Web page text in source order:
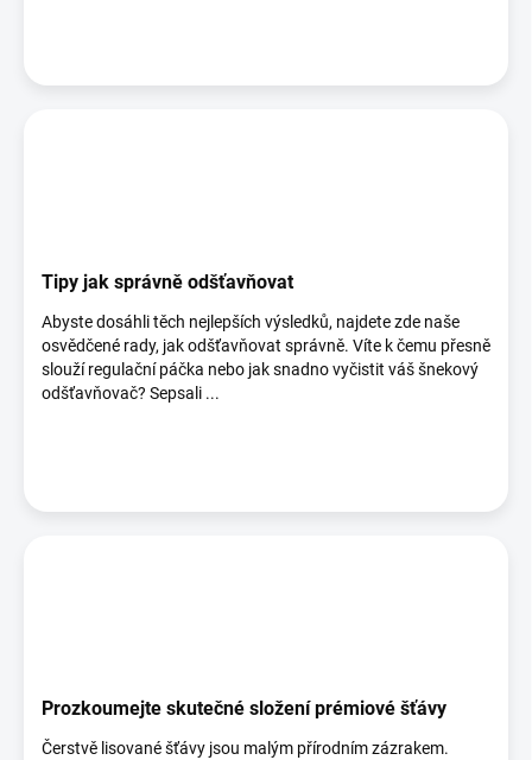
Tipy jak správně odšťavňovat
Abyste dosáhli těch nejlepších výsledků, najdete zde naše
osvědčené rady, jak odšťavňovat správně. Víte k čemu přesně
slouží regulační páčka nebo jak snadno vyčistit váš šnekový
odšťavňovač? Sepsali ...
Prozkoumejte skutečné složení prémiové šťávy
Čerstvě lisované šťávy jsou malým přírodním zázrakem.